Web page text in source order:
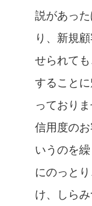
説があっ
り、新規
せられて
すること
っており
信用度の
いうのを
にのっと
け、しら